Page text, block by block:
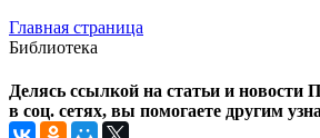
Главная страница
Библиотека
Делясь ссылкой на статьи и новости
в соц. сетях, вы помогаете другим